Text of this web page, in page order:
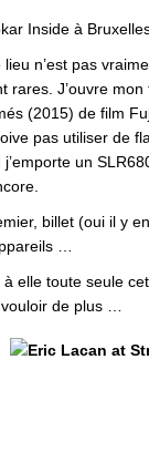
Inside à
lieu n’est pas
rares. J’ouvre
(2015) de film
pas utiliser de
un
billet (oui il y
…
à elle toute seule
de plus …